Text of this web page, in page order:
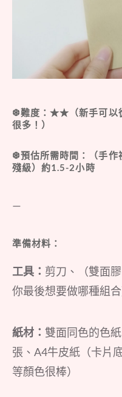
❆難度：★★（新手可以
很多！）
❆預估所需時間：（手
殘級）約1.5-2小時
—
準備材料：
工具： 剪刀、（雙面
你最後想要做哪種組合]
紙材： 雙面同色的色
張、A4牛皮紙（卡片
等顏色很棒）